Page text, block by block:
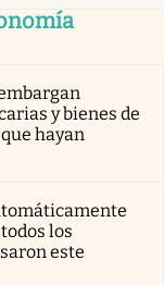
y bienes de
hayan
los
este